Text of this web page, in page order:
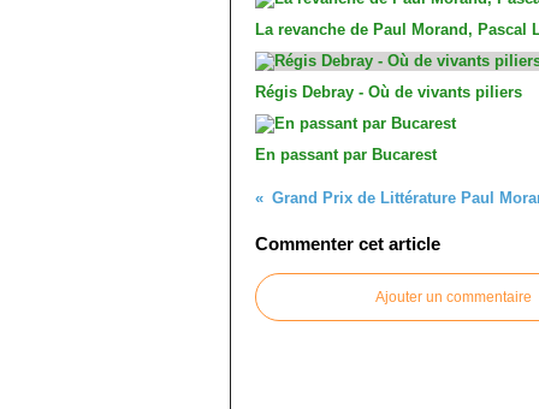
La revanche de Paul Morand, Pascal
Régis Debray - Où de vivants piliers
En passant par Bucarest
Grand Prix de Littérature Paul
Commenter cet article
Ajouter un commentaire